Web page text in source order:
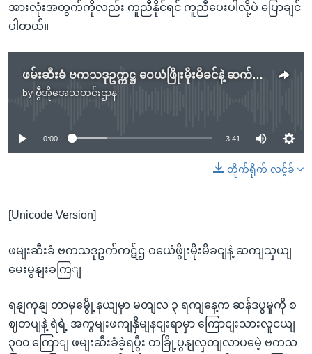
အားလုံးအတွက်ကိုလည်း ကူညီနိုင်ရင် ကူညီပေးပါလို့ပဲ ပြောချင်
ပါတယ်။
ဖမ်းဆီးခံ ဗကသဒုဥက္ကဋ္ဌ ဝေယံဖြိုးမိုးမိခင်နဲ့ ဆက်သွယ်မေးမြန်းချက်
by ဗွီအိုအေသတင်းဌာန
No media source currently available
0:00 3:41
တိုက်ရိုက် လင့်ခ်
[Unicode Version]
ဖမျးဆီးခံ ဗကသဒုဥက်ကဋ်ဌ ဝယေံဖွိုးမိုးမိခငျနဲ့ ဆကျသှယျ
မေးမွနျးခကြျ
ရနျကုနျ တာမှမွေို့နယျမှာ မတျလ ၃ ရကျနေ့က ဆန်ဒပွမှုကို စ
ဈတပျနဲ့ ရဲရဲ့ အကွမျးဖကျနှိမျနငျးရာမှာ ကြောငျးသားလူငယျ
၃၀၀ ကြောျ ဖမျးဆီးခံခဲ့ရပွီး တခြို့ပွနျလှတျလာပမေဲ့ ဗကသ